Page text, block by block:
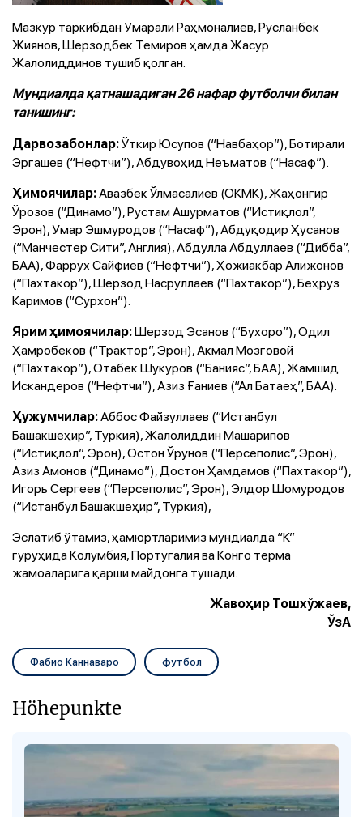
Мазкур таркибдан Умарали Раҳмоналиев, Русланбек
Жиянов, Шерзодбек Темиров ҳамда Жасур
Жалолиддинов тушиб қолган.
Мундиалда қатнашадиган 26 нафар футболчи билан
танишинг:
Дарвозабонлар:Ўткир Юсупов (“Навбаҳор”), Ботирали
Эргашев (“Нефтчи”), Абдувоҳид Неъматов (“Насаф”).
Ҳимоячилар:Авазбек Ўлмасалиев (ОКМК), Жаҳонгир
Ўрозов (“Динамо”), Рустам Ашурматов (“Истиқлол”,
Эрон), Умар Эшмуродов (“Насаф”), Абдуқодир Ҳусанов
(“Манчестер Сити”, Англия), Абдулла Абдуллаев (“Дибба”,
БАА), Фаррух Сайфиев (“Нефтчи”), Ҳожиакбар Алижонов
(“Пахтакор”), Шерзод Насруллаев (“Пахтакор”), Беҳруз
Каримов (“Сурхон”).
Ярим ҳимоячилар:Шерзод Эсанов (“Бухоро”), Одил
Ҳамробеков (“Трактор”, Эрон), Акмал Мозговой
(“Пахтакор”), Отабек Шукуров (“Банияс”, БАА), Жамшид
Искандеров (“Нефтчи”), Азиз Ғаниев (“Ал Батаеҳ”, БАА).
Ҳужумчилар:Аббос Файзуллаев (“Истанбул
Башакшеҳир”, Туркия), Жалолиддин Машарипов
(“Истиқлол”, Эрон), Остон Ўрунов (“Персеполис”, Эрон),
Азиз Амонов (“Динамо”), Достон Ҳамдамов (“Пахтакор”),
Игорь Сергеев (“Персеполис”, Эрон), Элдор Шомуродов
(“Истанбул Башакшеҳир”, Туркия),
Эслатиб ўтамиз, ҳамюртларимиз мундиалда “К”
гуруҳида Колумбия, Португалия ва Конго терма
жамоаларига қарши майдонга тушади.
Жавоҳир Тошхўжаев,
ЎзА
Фабио Каннаваро футбол
Höhepunkte